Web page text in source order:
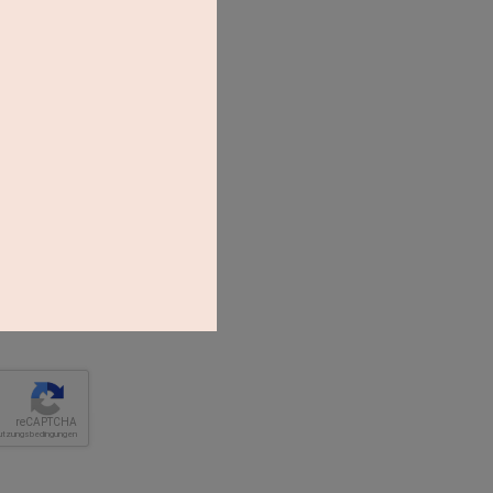
reCAPTCHA